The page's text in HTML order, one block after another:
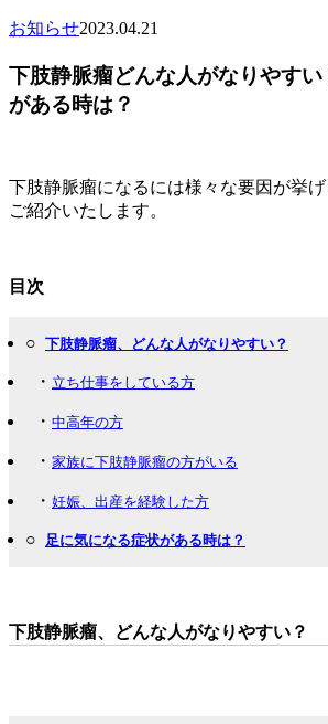
お知らせ2023.04.21
下肢静脈瘤どんな人がなりやす
がある時は？
下肢静脈瘤になるには様々な要因が挙
ご紹介いたします。
目次
○ 下肢静脈瘤、どんな人がなりやすい？
・ 立ち仕事をしている方
・ 中高年の方
・ 家族に下肢静脈瘤の方がいる
・ 妊娠、出産を経験した方
○ 足に気になる症状がある時は？
下肢静脈瘤、どんな人がなりやすい？